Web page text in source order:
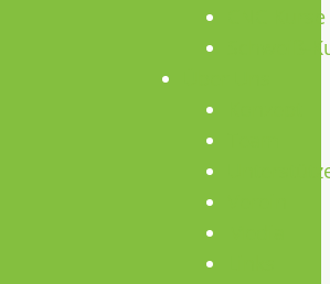
CNC Kurse
Schweiß-